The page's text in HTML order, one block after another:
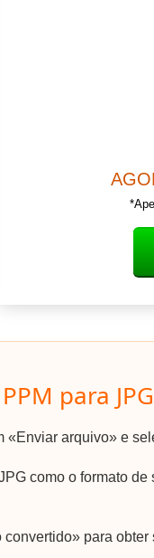
para
«Enviar arquivo» e
como o formato
para obter